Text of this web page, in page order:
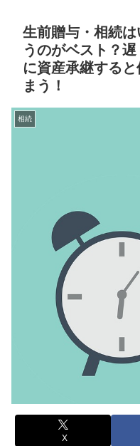
生前贈与・相続
うのがベスト？
に資産承継する
まう！
相続
X